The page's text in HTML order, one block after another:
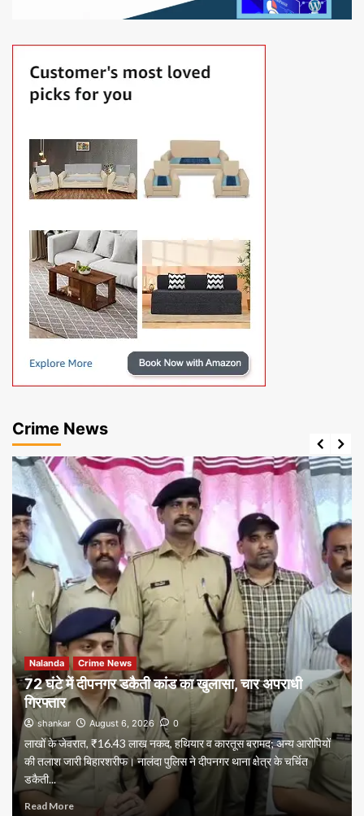
Crime News
Nalanda Crime News
72 घंटे में दीपनगर डकैती कांड का खुलासा, चार अपराधी
गिरफ्तार
shankar August 6, 2026 0
लाखों के जेवरात, ₹16.43 लाख नकद, हथियार व कारतूस बरामद; अन्य आरोपियों
की तलाश जारी बिहारशरीफ। नालंदा पुलिस ने दीपनगर थाना क्षेत्र के चर्चित
डकैती...
Read More